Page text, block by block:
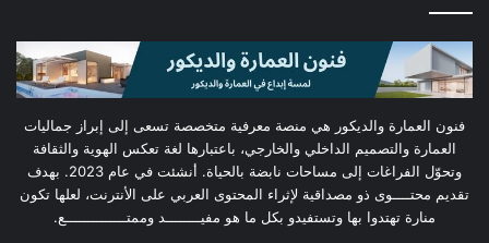
فنون العمارة والديكور هي منصة معرفية متخصصة تسعى إلى إبراز جماليات
العمارة والتصميم الداخلي والخارجي، باعتبارها لغة تعكس الهوية والثقافة
وتحوّل الفراغات إلى مساحات نابضة بالحياة. أنشئت في عام 2023. بهدف
تقديم محتــــوى ذو مصداقية لإثراء المحتوى العربي على الأنترنت، لعلها تكون
منارة تهتدوا بها وتستفيدو بكل ما هو مفيــــــــد وممتــــــــــــــع.